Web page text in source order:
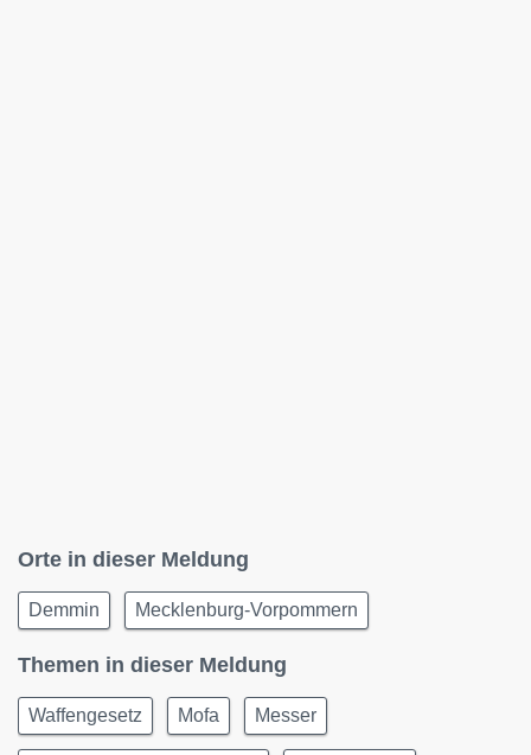
Orte in dieser Meldung
Demmin Mecklenburg-Vorpommern
Themen in dieser Meldung
Waffengesetz Mofa Messer